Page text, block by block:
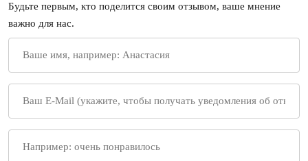
Будьте первым, кто поделится своим отзывом, ваше мнение
важно для нас.